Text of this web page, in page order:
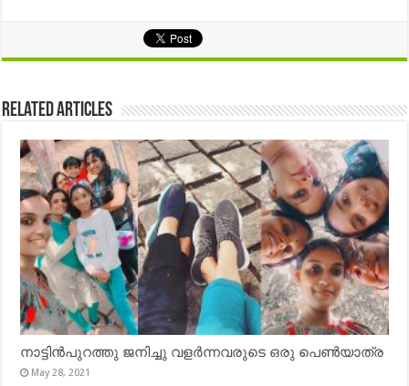
Related Articles
നാട്ടിൻപുറത്തു ജനിച്ചു വളർന്നവരുടെ ഒരു പെൺയാത്ര
May 28, 2021